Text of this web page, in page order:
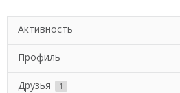
Активность
Профиль
Друзья 1